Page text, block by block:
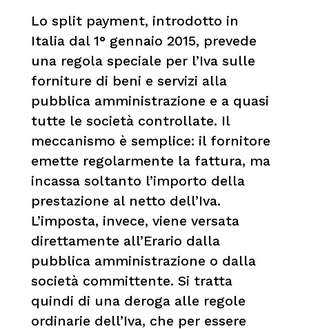
Lo split payment, introdotto in
Italia dal 1° gennaio 2015, prevede
una regola speciale per l’Iva sulle
forniture di beni e servizi alla
pubblica amministrazione e a quasi
tutte le società controllate. Il
meccanismo è semplice: il fornitore
emette regolarmente la fattura, ma
incassa soltanto l’importo della
prestazione al netto dell’Iva.
L’imposta, invece, viene versata
direttamente all’Erario dalla
pubblica amministrazione o dalla
società committente. Si tratta
quindi di una deroga alle regole
ordinarie dell’Iva, che per essere